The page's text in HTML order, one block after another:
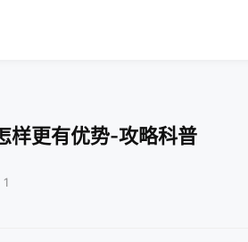
样更有优势-攻略科普